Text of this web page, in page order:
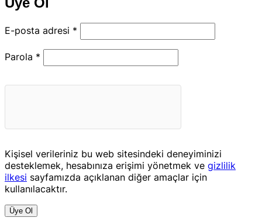
E-posta adresi *
Parola *
Kişisel verileriniz bu web sitesindeki deneyiminizi
desteklemek, hesabınıza erişimi yönetmek ve gizlilik
ilkesi sayfamızda açıklanan diğer amaçlar için
kullanılacaktır.
Üye Ol